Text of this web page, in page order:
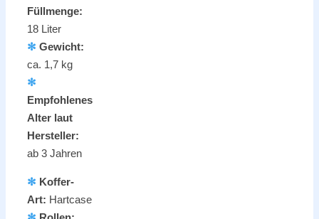
Füllmenge:
18 Liter
✻ Gewicht:
ca. 1,7 kg
✻
Empfohlenes
Alter laut
Hersteller:
ab 3 Jahren
✻ Koffer-
Art: Hartcase